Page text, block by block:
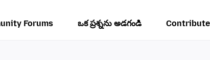
Forums ఒక ప్రశ్నను అడగండి Contribute